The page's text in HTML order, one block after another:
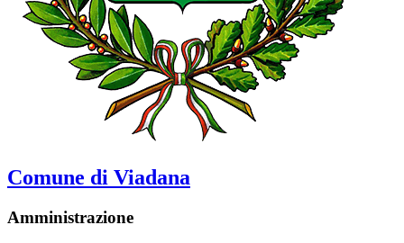
Comune di Viadana
Amministrazione